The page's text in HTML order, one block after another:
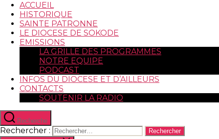
ACCUEIL
HISTORIQUE
SAINTE PATRONNE
LE DIOCESE DE SOKODE
EMISSIONS
LA GRILLE DES PROGRAMMES
NOTRE EQUIPE
PODCAST
INFOS DU DIOCESE ET D’AILLEURS
CONTACTS
SOUTENIR LA RADIO
Recherche
Rechercher :